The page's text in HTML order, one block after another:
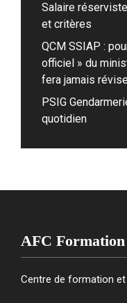
Salaire
et critères
QCM SSIAP :
officiel » du
fera jamais
PSIG
quotidien
AFC Formation
Centre de formation